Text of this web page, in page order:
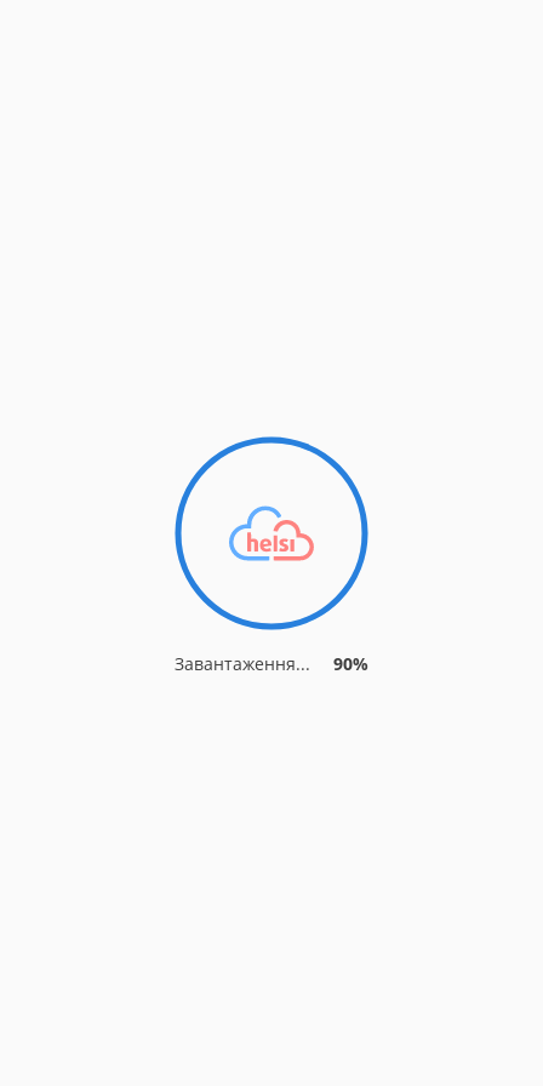
Завантаження... 90%